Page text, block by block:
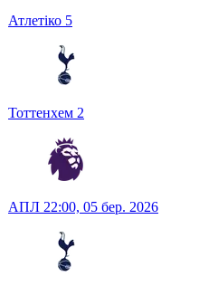
Атлетіко 5
Тоттенхем 2
АПЛ 22:00, 05 бер. 2026